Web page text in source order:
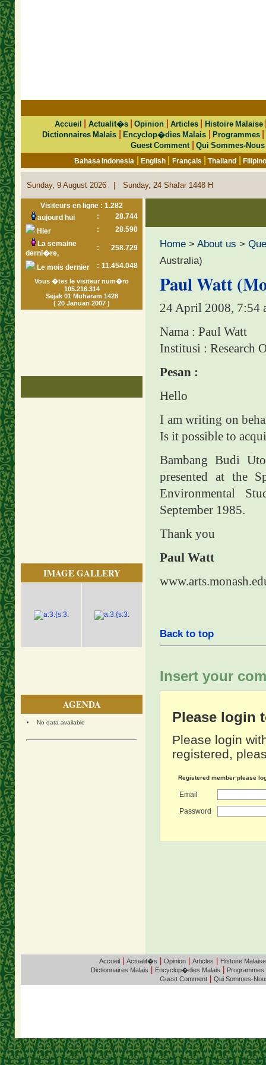
Accueil Actualit�s|Opinion Articles| Histoire Malaise
Dictionnaires Malais |Encyclop�dies Malais |Programmes
Guest Comment Qui Sommes-Nous
Bahasa Indonesia |English Français |Thailand |
Sunday, 9 August 2026 | Sunday, 24 Shafar 1448 H
Visiteurs en ligne : 1.282
aujourd hui
:
28.744
Hier
:
28.590
La semaine
derni�re,
: 258.729
Le mois dernier : 11.454.048
Vous �tes le visiteur num�ro
105.216.314
Sejak 01 Muharam 1428
( 20 Januari 2007 )
IMAGE GALLERY
AGENDA
No data available
Home > About us >
Australia)
Paul Watt
24 April 2008, 7:54
Nama : Paul Watt
Institusi : Research
Pesan :
Hello
I am writing on
Is it possible to
Bambang Budi
presented at the
Environmental
September 1985.
Thank you
Paul Watt
Back to top
Insert your
Please login
Please login
registered,
Registered member please
Email
Password
Accueil| Actualit�s Opinion| Articles Histoire Malaise
Dictionnaires Malais Encyclop�dies Malais Programmes
Guest Comment Qui Sommes-